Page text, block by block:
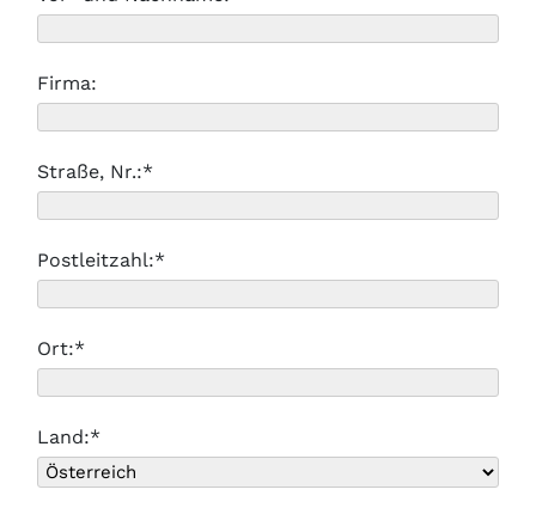
Firma:
Straße, Nr.:*
Postleitzahl:*
Ort:*
Land:*